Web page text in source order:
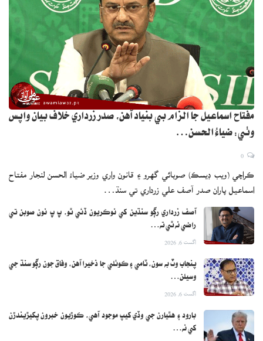
مفتاح اسماعيل جا الزام بي بنياد آهن، صدر زرداري خلاف بيان واپس
وٺي: ضياءُ الحسن…
ڪراچي (ويب ڊيسڪ) صوبائي گهرو ۽ قانون واري وزير ضياءُ الحسن لنجار مفتاح
اسماعيل پاران صدر آصف علي زرداري تي سنڌ…
آصف زرداري رڳو سنڌين کي نوڪريون ڏئي ٿو، پ پ نون صوبن تي
راضي نه ٿي ته…
اگست 6, 2026
پنجاب وٽ به سون، ٽامي ۽ ڪوئلي جا ذخيرا آهن، وفاق جون رڳو سنڌ جي
وسيلن…
اگست 6, 2026
بارود ۽ هٿيارن جي وڏي کيپ موجود آهي، ڪوڙيون خبرون پکيڙيندڙن
کي نه…